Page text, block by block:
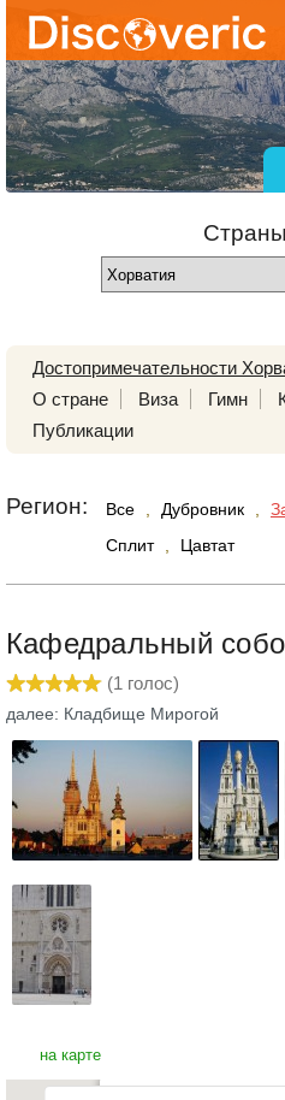
Достопримечательности
О стране
Виза Гимн
Публикации
Регион: Все Дубровник
Сплит
Цавтат
Кафедральный
(1 голос)
далее: Кладбище Мирогой
на карте